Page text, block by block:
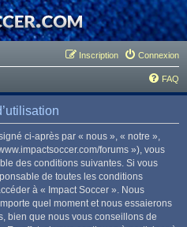
Connexion
Inscription
FAQ
ci-après par « nous », « notre »,
forums »), vous
des conditions suivantes. Si vous
de toutes les conditions
à « Impact Soccer ». Nous
quel moment et nous essaierons
bien que nous vous conseillons de